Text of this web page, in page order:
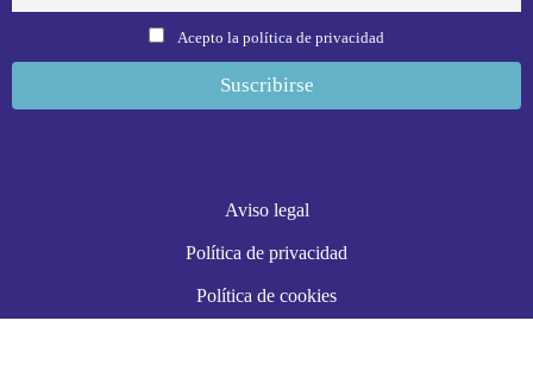
Acepto la política de privacidad
Aviso legal
Política de privacidad
Política de cookies